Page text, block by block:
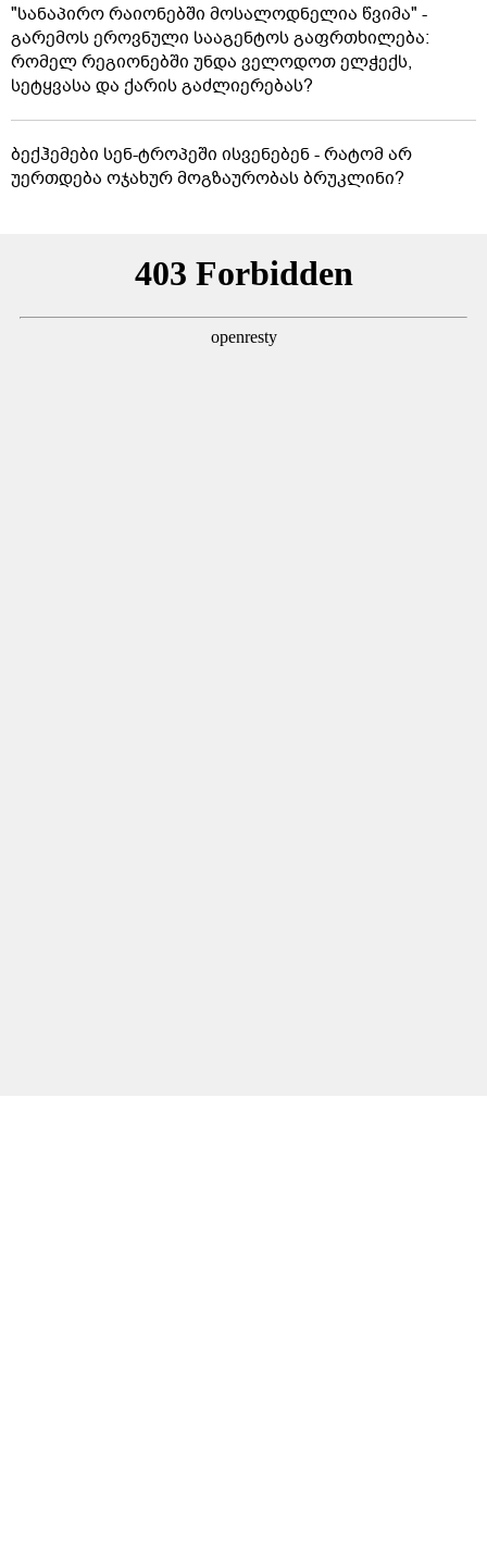
"სანაპირო რაიონებში მოსალოდნელია წვიმა" -
გარემოს ეროვნული სააგენტოს გაფრთხილება:
რომელ რეგიონებში უნდა ველოდოთ ელჭექს,
სეტყვასა და ქარის გაძლიერებას?
ბექჰემები სენ-ტროპეში ისვენებენ - რატომ არ
უერთდება ოჯახურ მოგზაურობას ბრუკლინი?